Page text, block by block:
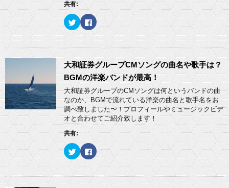
新
し
い
ウ
ィ
ン
ド
ウ
開
き
ま
す
ッ
し
て
く
だ
さ
い
新
し
い
ウ
ン
ド
ウ
で
開
き
ま
)
共有:
ク
リ
ク
T
w
i
t
t
e
r
で
共
有
(
新
し
い
ウ
ィ
ン
ウ
で
F
a
e
o
k
で
共
有
す
る
に
は
ク
リ
ッ
て
く
だ
(
大和証券グループCMソングの曲名や歌手は？
BGMの洋楽バンドが最高！
大和証券グループのCMソングは何というバンドの曲
なのか、BGMで流れている洋楽の曲名と歌手名をお
調べ致しました〜！プロフィールやミュージックビデ
オと合わせてご紹介致します！
共有:
ク
リ
ク
し
F
a
b